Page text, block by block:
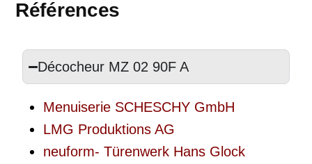
Références
Décocheur MZ 02 90F A
Menuiserie SCHESCHY GmbH
LMG Produktions AG
neuform- Türenwerk Hans Glock